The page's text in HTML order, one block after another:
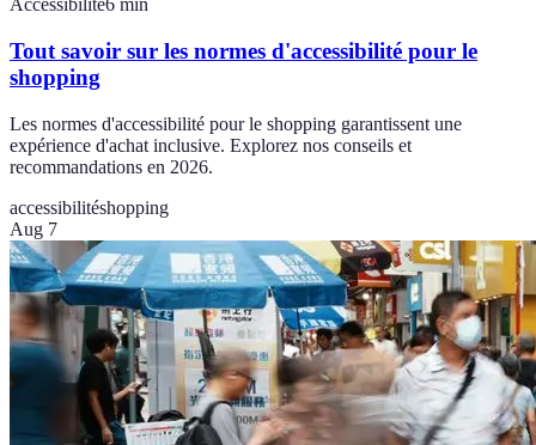
Accessibilité6 min
Tout savoir sur les normes d'accessibilité pour le
shopping
Les normes d'accessibilité pour le shopping garantissent une
expérience d'achat inclusive. Explorez nos conseils et
recommandations en 2026.
accessibilitéshopping
Aug 7